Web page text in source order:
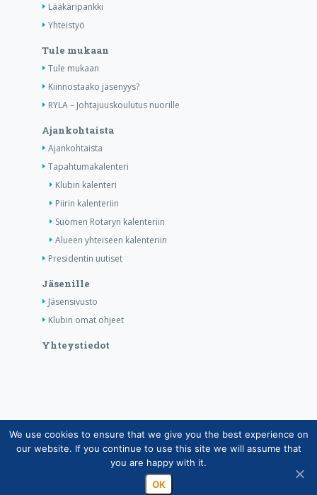
Lääkäripankki
Yhteistyö
Tule mukaan
Tule mukaan
Kiinnostaako jäsenyys?
RYLA – Johtajuuskoulutus nuorille
Ajankohtaista
Ajankohtaista
Tapahtumakalenteri
Klubin kalenteri
Piirin kalenteriin
Suomen Rotaryn kalenteriin
Alueen yhteiseen kalenteriin
Presidentin uutiset
Jäsenille
Jäsensivusto
Klubin omat ohjeet
Yhteystiedot
Copyright © Suomen Rotarypalvelu ry 2026 |
Jäsentietojärjestelmän tietosuojaseloste|Henkilötietojen
käsittely Rotarytoiminnassa
We use cookies to ensure that we give you the best experience on
our website. If you continue to use this site we will assume that
you are happy with it.
OK